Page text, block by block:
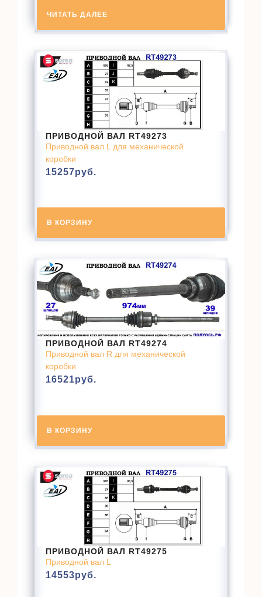
ЧИТАТЬ ДАЛЕЕ
ПРИВОДНОЙ ВАЛ RT49273
Приводной вал L для механической
коробки
15257руб.
В КОРЗИНУ
ПРИВОДНОЙ ВАЛ RT49274
Приводной вал R для механической
коробки
16521руб.
В КОРЗИНУ
ПРИВОДНОЙ ВАЛ RT49275
Приводной вал L
14553руб.